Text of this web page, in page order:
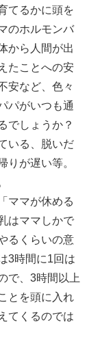
てるかに頭を
のホルモンバ
から人間が出
たことへの安
安など、色々
パがいつも通
でしょうか？
いる、脱いだ
りが遅い等。
ママが休める
はママしかで
るくらいの意
3時間に1回は
で、3時間以上
とを頭に入れ
てくるのでは